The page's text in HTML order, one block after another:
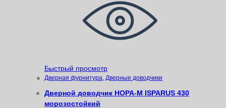
Быстрый просмотр
Дверная фурнитура, Дверные доводчики
Дверной доводчик НОРА-М ISPARUS 430
морозостойкий